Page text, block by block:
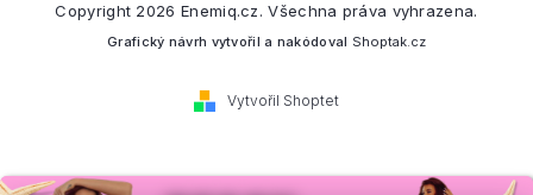
Vytvořil Shoptet
Copyright 2026 Enemiq.cz. Všechna práva vyhrazena.
Grafický návrh vytvořil a nakódoval Shoptak.cz